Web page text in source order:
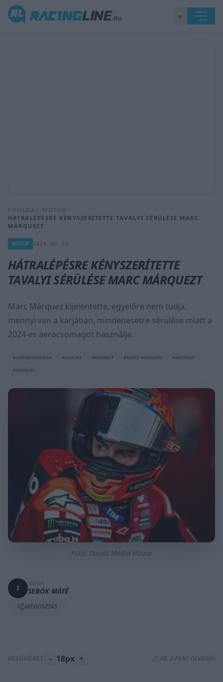
◐
FŐOLDAL MOTOR
HÁTRALÉPÉSRE KÉNYSZERÍTETTE TAVALYI SÉRÜLÉSE MARC
MÁRQUEZT
MOTOR
HÁTRALÉPÉSRE KÉNYSZERÍTETTE
TAVALYI SÉRÜLÉSE MARC MÁRQUEZT
Marc Márquez kijelentette, egyelőre nem tudja,
mennyi van a karjában, mindenesetre sérülése miatt a
2024-es aerocsomagot használja.
#AERODINAMIKA #DUCATI #KIEMELT #MARC MARQUEZ
#MOTOGP
#SÉRÜLÉS
Fotó: Ducati Media House
S SEBŐK MÁTÉ
MEGOSZTÁS
BETŰMÉRET: - 18px + ⏱️ KB. 3 PERC OLVASÁS